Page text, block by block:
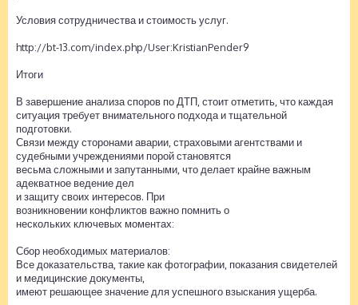
Условия сотрудничества и стоимость услуг.
http://bt-13.com/index.php/User:KristianPender9
Итоги
В завершение анализа споров по ДТП, стоит отметить, что каждая
ситуация требует внимательного подхода и тщательной
подготовки.
Связи между сторонами аварии, страховыми агентствами и
судебными учреждениями порой становятся
весьма сложными и запутанными, что делает крайне важным
адекватное ведение дел
и защиту своих интересов. При
возникновении конфликтов важно помнить о
нескольких ключевых моментах:
Сбор необходимых материалов:
Все доказательства, такие как фотографии, показания свидетелей
и медицинские документы,
имеют решающее значение для успешного взыскания ущерба.